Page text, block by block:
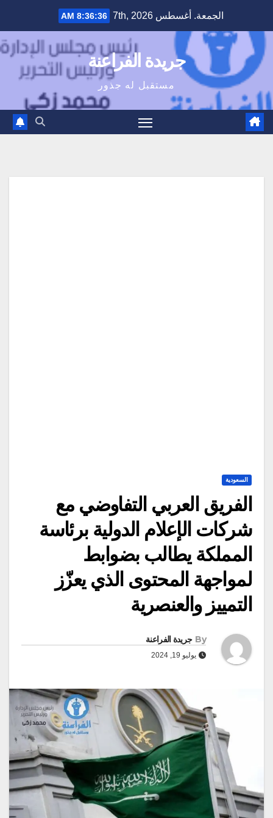
content
الجمعة. أغسطس 7th, 2026 8:36:37 AM
جريدة الفراعنة
مستقبل له جذور
السعودية
الفريق العربي التفاوضي مع
شركات الإعلام الدولية برئاسة
المملكة يطالب بضوابط
لمواجهة المحتوى الذي يعزّز
التمييز والعنصرية
By جريدة الفراعنة
يوليو 19, 2024